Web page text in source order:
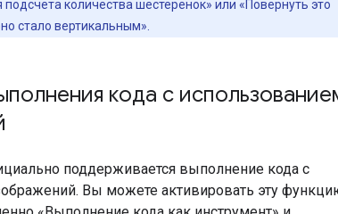
подсчета количества шестеренок» или «Повернуть это
стало вертикальным».
кода с
поддерживается выполнение кода с
Вы можете активировать эту